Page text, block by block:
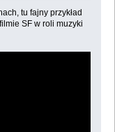
tu fajny przykład
SF w roli muzyki